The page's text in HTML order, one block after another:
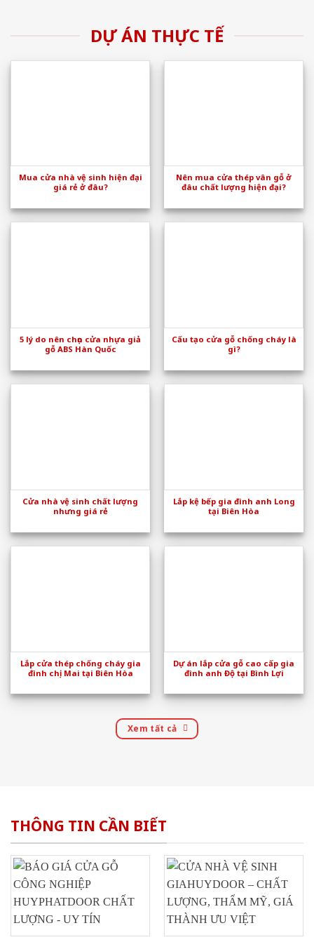
DỰ ÁN THỰC TẾ
Mua cửa nhà vệ sinh hiện đại
giá rẻ ở đâu?
Nên mua cửa thép vân gỗ ở
đâu chất lượng hiện đại?
5 lý do nên chọn cửa nhựa giả
gỗ ABS Hàn Quốc
Cấu tạo cửa gỗ chống cháy là
gì?
Cửa nhà vệ sinh chất lượng
nhưng giá rẻ
Lắp kệ bếp gia đình anh Long
tại Biên Hòa
Lắp cửa thép chống cháy gia
đình chị Mai tại Biên Hòa
Dự án lắp cửa gỗ cao cấp gia
đình anh Độ tại Bình Lợi
Xem tất cả
THÔNG TIN CẦN BIẾT